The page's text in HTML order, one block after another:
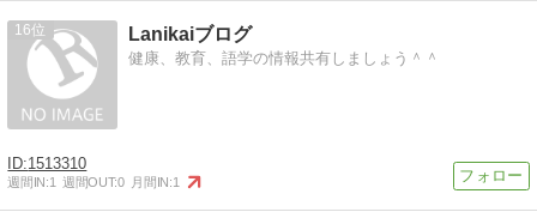
16 Lanikaiブログ
健康、教育、語学の情報共有しましょう＾＾
1513310
週間IN:1 週間OUT:0 月間IN:1